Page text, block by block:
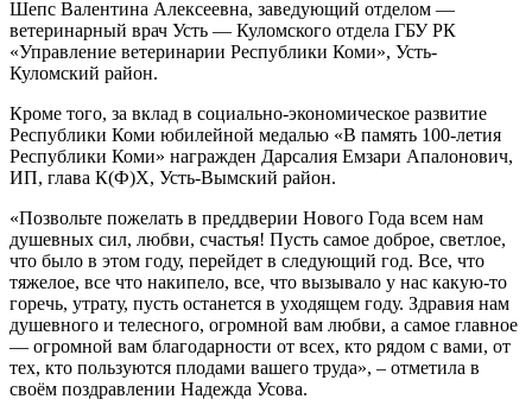
Шепс Валентина Алексеевна, заведующий отделом —
ветеринарный врач Усть — Куломского отдела ГБУ РК
«Управление ветеринарии Республики Коми», Усть-
Куломский район.
Кроме того, за вклад в социально-экономическое развитие
Республики Коми юбилейной медалью «В память 100-летия
Республики Коми» награжден Дарсалия Емзари Апалонович,
ИП, глава К(Ф)Х, Усть-Вымский район.
«Позвольте пожелать в преддверии Нового Года всем нам
душевных сил, любви, счастья! Пусть самое доброе, светлое,
что было в этом году, перейдет в следующий год. Все, что
тяжелое, все что накипело, все, что вызывало у нас какую-то
горечь, утрату, пусть останется в уходящем году. Здравия нам
душевного и телесного, огромной вам любви, а самое главное
— огромной вам благодарности от всех, кто рядом с вами, от
тех, кто пользуются плодами вашего труда», – отметила в
своём поздравлении Надежда Усова.